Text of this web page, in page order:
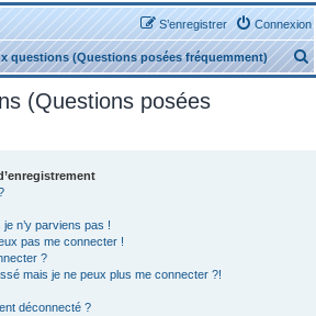
Connexion
S’enregistrer
questions (Questions posées fréquemment)
e
(Questions posées
n’y parviens pas !
pas me connecter !
?
mais je ne peux plus me connecter ?!
déconnecté ?